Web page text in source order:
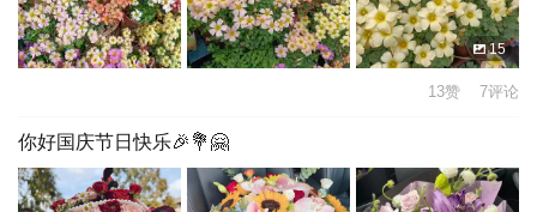
15
13赞 7评论
你好国庆节日快乐🎉💐🤗